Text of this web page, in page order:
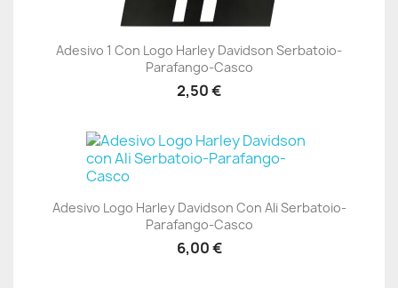
Adesivo 1 Con Logo Harley Davidson Serbatoio-
Parafango-Casco
2,50 €
Adesivo Logo Harley Davidson Con Ali Serbatoio-
Parafango-Casco
6,00 €